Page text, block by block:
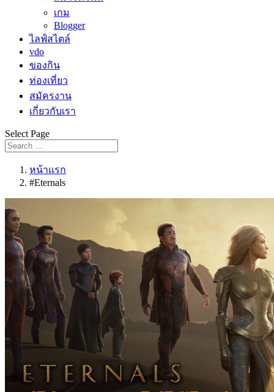
เกม
Blogger
ไลฟ์สไตล์
vdo
ของกิน
ท่องเที่ยว
สมัครงาน
เกี่ยวกับเรา
Select Page
หน้าแรก
#Eternals